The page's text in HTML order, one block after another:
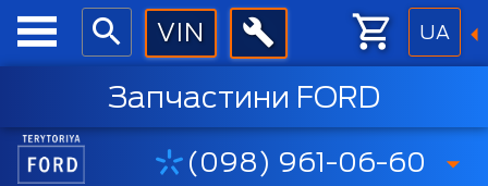
UA
Запчастини FORD
(098) 961-06-60